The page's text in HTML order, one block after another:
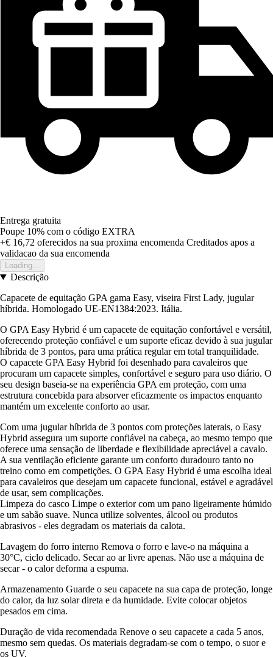
Entrega gratuita
Poupe 10% com o código EXTRA
+€ 16,72 oferecidos na sua proxima encomenda Creditados apos a
validacao da sua encomenda
Loading...
Descrição
Capacete de equitação GPA gama Easy, viseira First Lady, jugular
híbrida. Homologado UE-EN1384:2023. Itália.
O GPA Easy Hybrid é um capacete de equitação confortável e versátil,
oferecendo proteção confiável e um suporte eficaz devido à sua jugular
híbrida de 3 pontos, para uma prática regular em total tranquilidade.
O capacete GPA Easy Hybrid foi desenhado para cavaleiros que
procuram um capacete simples, confortável e seguro para uso diário. O
seu design baseia-se na experiência GPA em proteção, com uma
estrutura concebida para absorver eficazmente os impactos enquanto
mantém um excelente conforto ao usar.
Com uma jugular híbrida de 3 pontos com proteções laterais, o Easy
Hybrid assegura um suporte confiável na cabeça, ao mesmo tempo que
oferece uma sensação de liberdade e flexibilidade apreciável a cavalo.
A sua ventilação eficiente garante um conforto duradouro tanto no
treino como em competições. O GPA Easy Hybrid é uma escolha ideal
para cavaleiros que desejam um capacete funcional, estável e agradável
de usar, sem complicações.
Limpeza do casco Limpe o exterior com um pano ligeiramente húmido
e um sabão suave. Nunca utilize solventes, álcool ou produtos
abrasivos - eles degradam os materiais da calota.
Lavagem do forro interno Remova o forro e lave-o na máquina a
30°C, ciclo delicado. Secar ao ar livre apenas. Não use a máquina de
secar - o calor deforma a espuma.
Armazenamento Guarde o seu capacete na sua capa de proteção, longe
do calor, da luz solar direta e da humidade. Evite colocar objetos
pesados em cima.
Duração de vida recomendada Renove o seu capacete a cada 5 anos,
mesmo sem quedas. Os materiais degradam-se com o tempo, o suor e
os UV.